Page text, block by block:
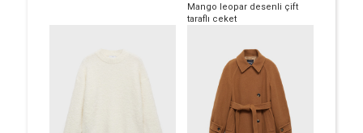
Mango leopar desenli çift
taraflı ceket